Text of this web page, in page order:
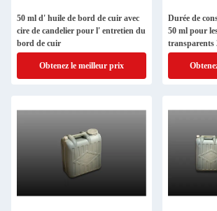
50 ml d' huile de bord de cuir avec
cire de candelier pour l' entretien du
bord de cuir
Obtenez le meilleur prix
Durée de
50 ml pour
transparents
finitions